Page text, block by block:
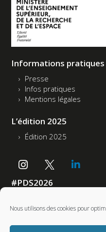
Nous utilisons des cookies pour
Informations pratiques
Presse
Infos pratiques
Mentions légales
L’édition 2025
Édition 2025
#PDS2026
Partenaires